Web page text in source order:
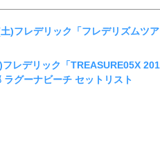
)フレデリック「フレデリズムツ
フレデリック「TREASURE05X
ラグーナビーチ セットリスト